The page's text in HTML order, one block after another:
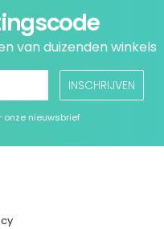
van duizenden winkels
INSCHRIJVEN
nieuwsbrief